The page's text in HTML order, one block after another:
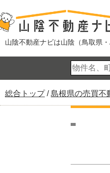
山陰不動産ナビは山陰（鳥取県
現
在
総合トップ/島根県の売買不